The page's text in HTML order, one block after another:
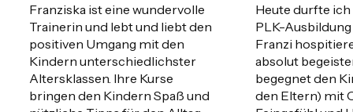
Franziska ist eine wundervolle
Trainerin und lebt und liebt den
positiven Umgang mit den
Kindern unterschiedlichster
Altersklassen. Ihre Kurse
bringen den Kindern Spaß und
Heute durfte
PLK-
Franzi
absolut
begegnet den
den Eltern) mit